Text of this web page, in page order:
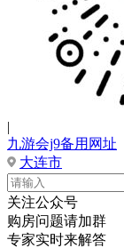
|
九游会j9备用网址
大连市
关注公众号
购房问题请加群
专家实时来解答